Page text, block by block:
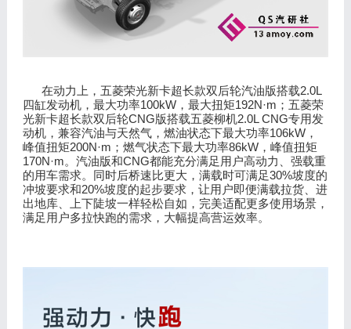
在动力上，五菱荣光新卡超长款双后轮汽油版搭载2.0L
四缸发动机，最大功率100kW，最大扭矩192N·m ；五菱荣
光新卡超长款双后轮CNG版搭载五菱柳机2.0L CNG专用发
动机，兼容汽油与天然气，燃油状态下最大功率106kW，
峰值扭矩200N·m ；燃气状态下最大功率86kW，峰值扭矩
170N·m。汽油版和CNG都能充分满足用户高动力、强载重
的用车需求。同时后桥速比更大，满载时可满足30%坡度的
冲坡要求和20%坡度的起步要求，让用户即便满载拉货、进
出地库、上下陡坡一样轻松自如，完美适配更多使用场景，
满足用户多拉快跑的需求，大幅提高营运效率。